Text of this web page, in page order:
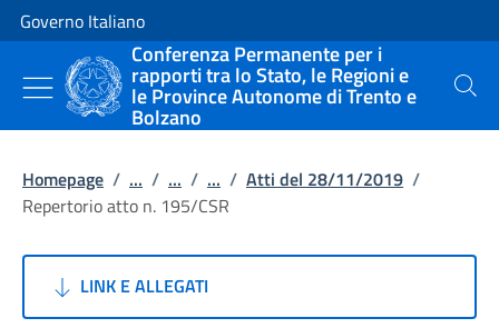
Vai al contenuto
Vai alla navigazione del sito
Governo Italiano
Conferenza Permanente per i
rapporti tra lo Stato, le Regioni e
le Province Autonome di Trento e
Bolzano
Cerca
Homepage / ... / ... / ... / Atti del 28/11/2019 /
Repertorio atto n. 195/CSR
LINK E ALLEGATI